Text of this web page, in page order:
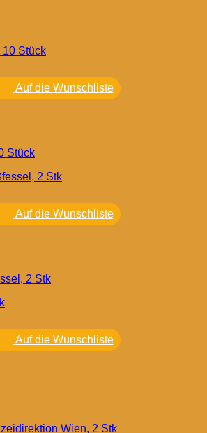
Auf die Wunschliste
Stück
Auf die Wunschliste
2 Stk
Auf die Wunschliste